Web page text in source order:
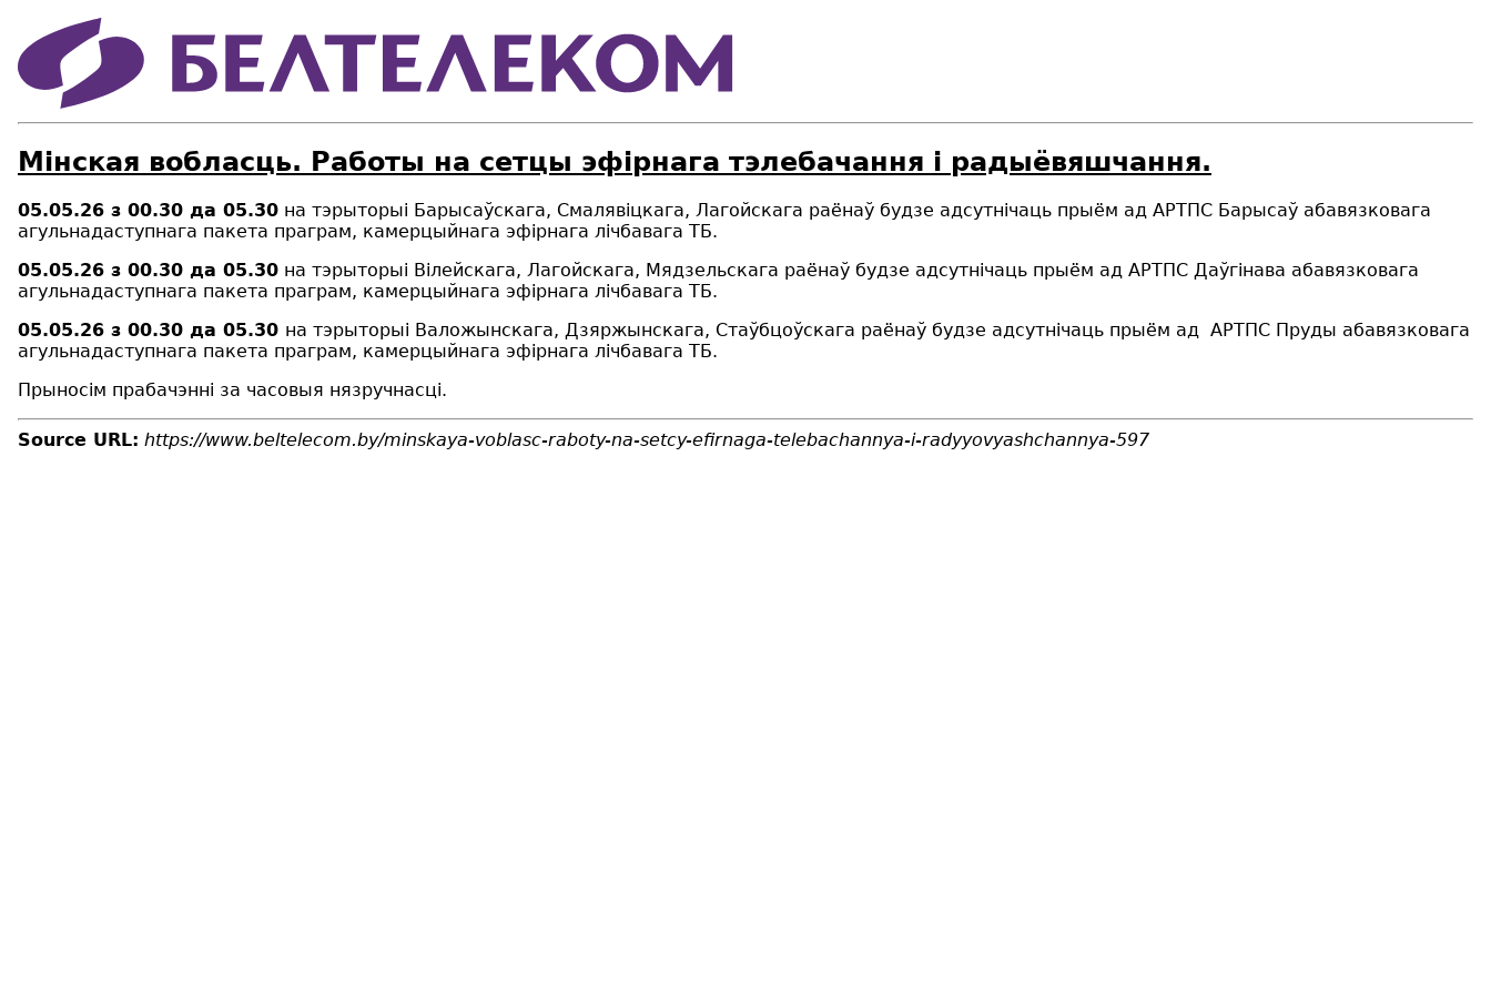
Мінская вобласць. Работы на сетцы эфірнага тэлебачання і радыёвяшчання.
05.05.26 з 00.30 да 05.30 на тэрыторыі Барысаўскага, Смалявіцкага, Лагойскага раёнаў будзе адсутнічаць прыём ад АРТПС Барысаў абавязковага
агульнадаступнага пакета праграм, камерцыйнага эфірнага лічбавага ТБ.
05.05.26 з 00.30 да 05.30 на тэрыторыі Вілейскага, Лагойскага, Мядзельскага раёнаў будзе адсутнічаць прыём ад АРТПС Даўгінава абавязковага
агульнадаступнага пакета праграм, камерцыйнага эфірнага лічбавага ТБ.
05.05.26 з 00.30 да 05.30 на тэрыторыі Валожынскага, Дзяржынскага, Стаўбцоўскага раёнаў будзе адсутнічаць прыём ад АРТПС Пруды абавязковага
агульнадаступнага пакета праграм, камерцыйнага эфірнага лічбавага ТБ.
Прыносім прабачэнні за часовыя нязручнасці.
Source URL: https://www.beltelecom.by/minskaya-voblasc-raboty-na-setcy-efirnaga-telebachannya-i-radyyovyashchannya-597